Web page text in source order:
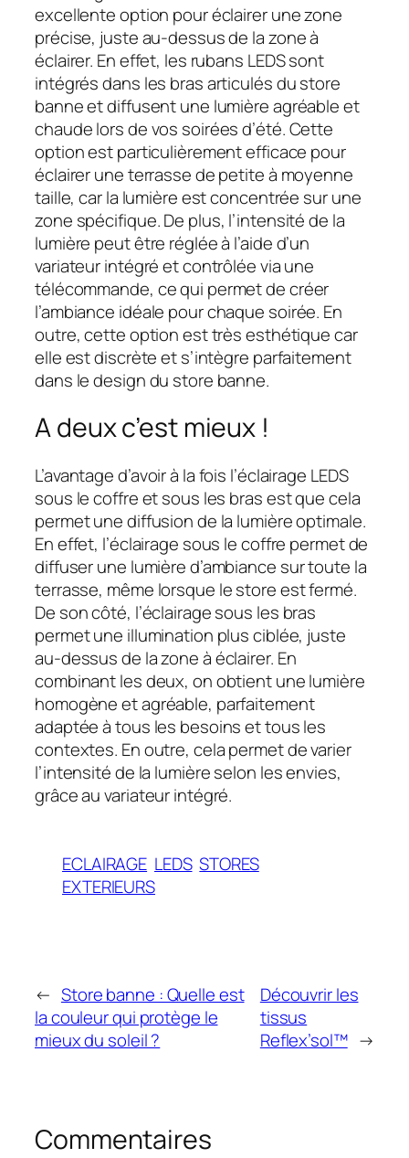
excellente option pour éclairer une zone
précise, juste au-dessus de la zone à
éclairer. En effet, les rubans LEDS sont
intégrés dans les bras articulés du store
banne et diffusent une lumière agréable et
chaude lors de vos soirées d’été. Cette
option est particulièrement efficace pour
éclairer une terrasse de petite à moyenne
taille, car la lumière est concentrée sur une
zone spécifique. De plus, l’intensité de la
lumière peut être réglée à l’aide d’un
variateur intégré et contrôlée via une
télécommande, ce qui permet de créer
l’ambiance idéale pour chaque soirée. En
outre, cette option est très esthétique car
elle est discrète et s’intègre parfaitement
dans le design du store banne.
A deux c’est mieux !
L’avantage d’avoir à la fois l’éclairage LEDS
sous le coffre et sous les bras est que cela
permet une diffusion de la lumière optimale.
En effet, l’éclairage sous le coffre permet de
diffuser une lumière d’ambiance sur toute la
terrasse, même lorsque le store est fermé.
De son côté, l’éclairage sous les bras
permet une illumination plus ciblée, juste
au-dessus de la zone à éclairer. En
combinant les deux, on obtient une lumière
homogène et agréable, parfaitement
adaptée à tous les besoins et tous les
contextes. En outre, cela permet de varier
l’intensité de la lumière selon les envies,
grâce au variateur intégré.
ECLAIRAGE LEDS STORES
EXTERIEURS
← Store banne : Quelle est
la couleur qui protège le
mieux du soleil ?
Découvrir les
tissus
Reflex’sol™ →
Commentaires